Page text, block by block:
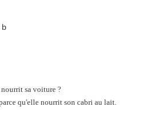
sa voiture ?
qu'elle nourrit son cabri au lait.